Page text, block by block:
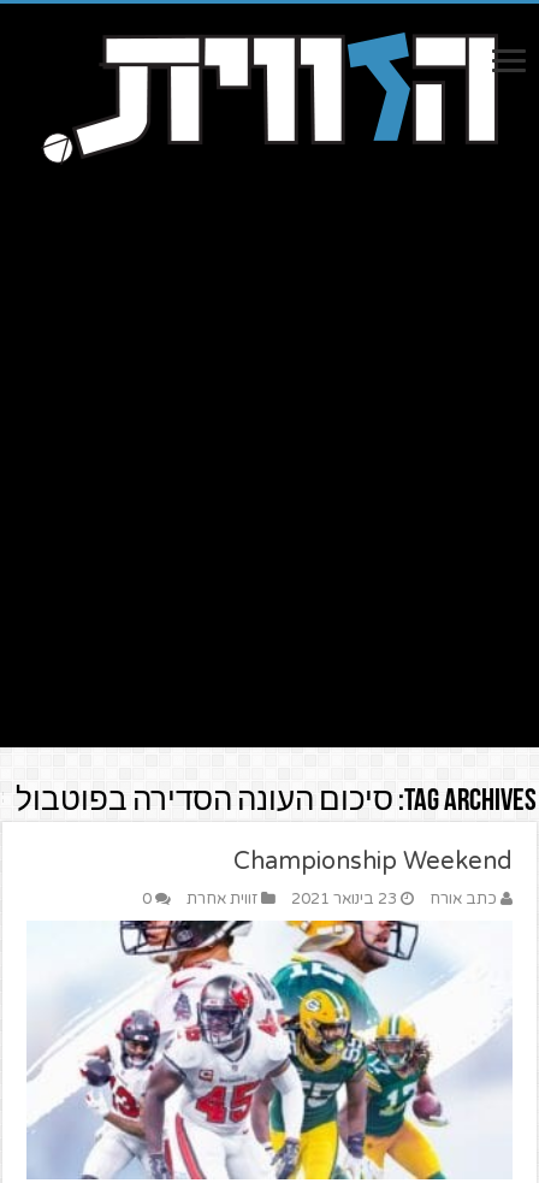
Tag Archives: סיכום העונה הסדירה בפוטבול
Championship Weekend
כתב אורח 23 בינואר 2021 זווית אחרת 0